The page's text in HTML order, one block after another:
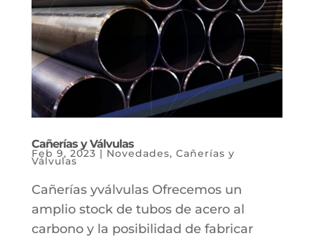
Cañerías y Válvulas
Feb 9, 2023 | Novedades, Cañerías y
Válvulas
Cañerías yválvulas Ofrecemos un
amplio stock de tubos de acero al
carbono y la posibilidad de fabricar